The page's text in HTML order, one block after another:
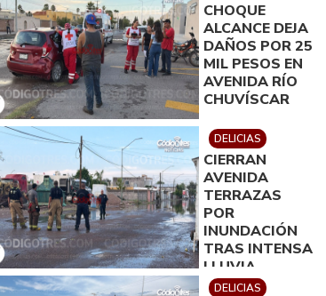
CHOQUE
ALCANCE DEJA
DAÑOS POR 25
MIL PESOS EN
AVENIDA RÍO
CHUVÍSCAR
DELICIAS
CIERRAN
AVENIDA
TERRAZAS
POR
INUNDACIÓN
TRAS INTENSA
LLUVIA
DELICIAS